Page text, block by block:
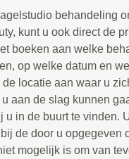
behandeling
kunt u ook direct de
boeken aan welke
op welke datum en
de locatie aan waar u
aan de slag kunnen
u in de buurt te vinden.
de door u opgegeven
mogelijk is om van